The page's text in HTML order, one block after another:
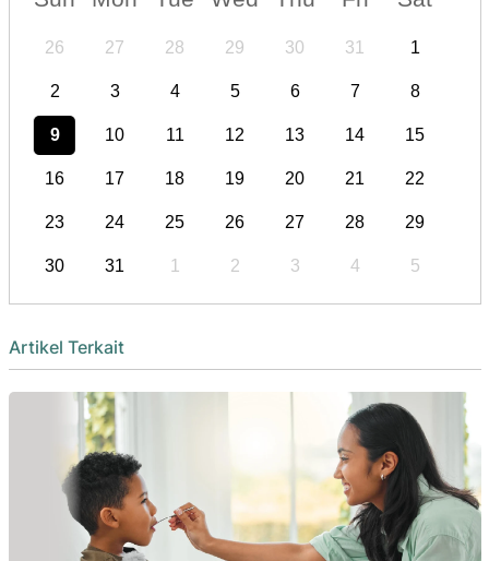
26 27 28 29 30 31 1
2 3 4 5 6 7 8
9 10 11 12 13 14 15
16 17 18 19 20 21 22
23 24 25 26 27 28 29
30 31 1 2 3 4 5
Artikel Terkait